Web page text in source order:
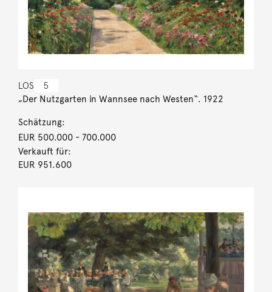
LOS 5
„Der Nutzgarten in Wannsee nach Westen“. 1922
Schätzung:
EUR 500.000- 700.000
Verkauft für:
EUR 951.600